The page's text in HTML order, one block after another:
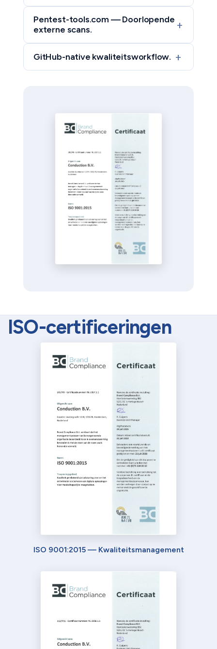
Pentest-tools.com — Doorlopende
externe scans.
+
GitHub-native kwaliteitsworkflow. +
ISO-certificeringen
ISO 9001:2015 — Kwaliteitsmanagement